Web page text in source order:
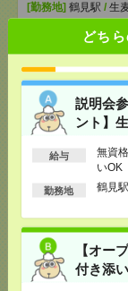
どち
説明会
ント】
給与
無資
いOK
以上
勤務地 鶴見
【オー
付き添
[勤務地] 鶴見駅 / 生
【オープニン
いも仕事の1つ
[給 与]
無資格未
OK ■扶養内OK ■
[交通費]交通費全額支
[勤務地]鶴見駅/生
<<駅近>>貸
塚】[派遣]
[給 与]
時給1500
[交通費]
交通費実費